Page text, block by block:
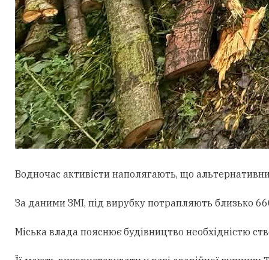
Водночас активісти наполягають, що
За даними ЗМІ, під вирубку потрапляють близько
Міська влада пояснює будівництво необхідністю